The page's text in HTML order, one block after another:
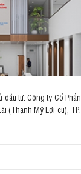
tư: Công ty Cổ Phần
(Thạnh Mỹ Lợi cũ), TP.